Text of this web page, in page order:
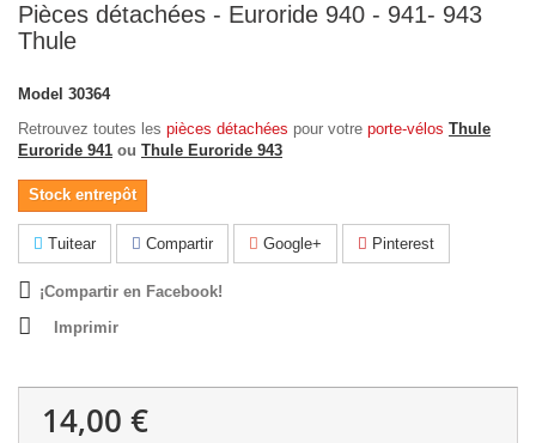
Pièces détachées - Euroride 940 - 941- 943
Thule
Model 30364
Retrouvez toutes les pièces détachées pour votre porte-vélos Thule
Euroride 941 ou Thule Euroride 943
Stock entrepôt
Tuitear Compartir Google+ Pinterest
¡Compartir en Facebook!
Imprimir
14,00 €